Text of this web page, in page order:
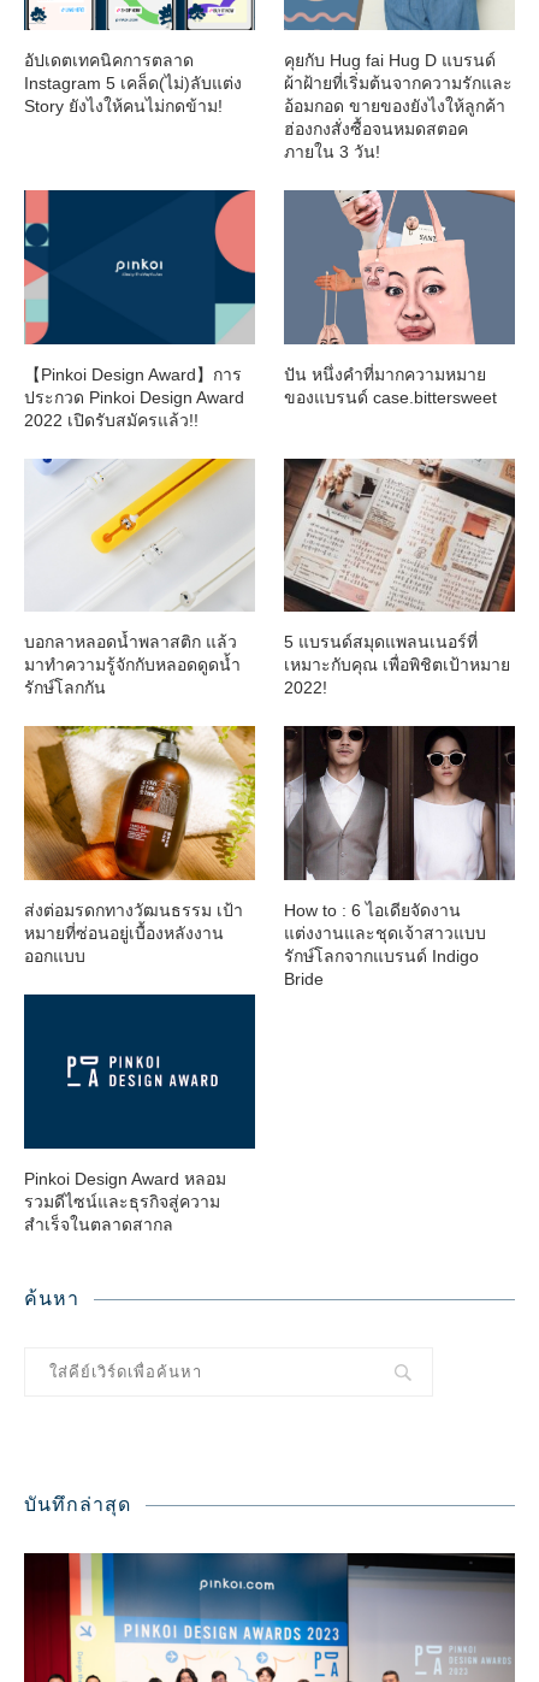
อัปเดตเทคนิคการตลาด
Instagram 5 เคล็ด(ไม่)ลับแต่ง
Story ยังไงให้คนไม่กดข้าม!
คุยกับ Hug fai Hug D แบรนด์
ผ้าฝ้ายที่เริ่มต้นจากความรักและ
อ้อมกอด ขายของยังไงให้ลูกค้า
ฮ่องกงสั่งซื้อจนหมดสตอค
ภายใน 3 วัน!
【Pinkoi Design Award】การ
ประกวด Pinkoi Design Award
2022 เปิดรับสมัครแล้ว!!
ปัน หนึ่งคำที่มากความหมาย
ของแบรนด์ case.bittersweet
บอกลาหลอดน้ำพลาสติก แล้ว
มาทำความรู้จักกับหลอดดูดน้ำ
รักษ์โลกกัน
5 แบรนด์สมุดแพลนเนอร์ที่
เหมาะกับคุณ เพื่อพิชิตเป้าหมาย
2022!
ส่งต่อมรดกทางวัฒนธรรม เป้า
หมายที่ซ่อนอยู่เบื้องหลังงาน
ออกแบบ
How to : 6 ไอเดียจัดงาน
แต่งงานและชุดเจ้าสาวแบบ
รักษ์โลกจากแบรนด์ Indigo
Bride
Pinkoi Design Award หลอม
รวมดีไซน์และธุรกิจสู่ความ
สำเร็จในตลาดสากล
ค้นหา
บันทึกล่าสุด